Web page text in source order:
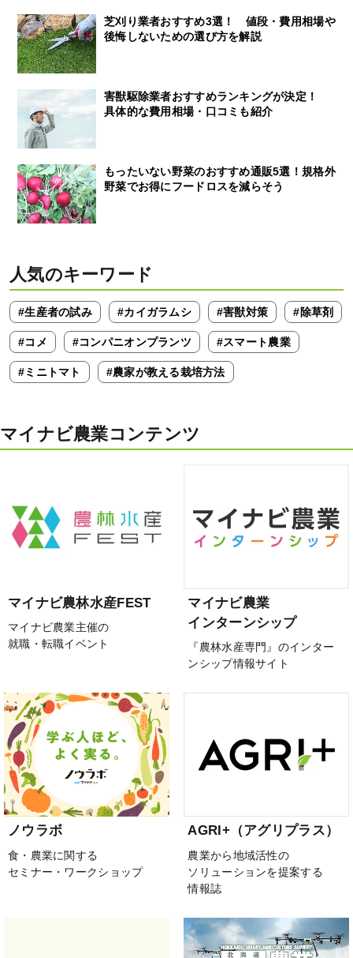
芝刈り業者おすすめ3選！ 値段・費用相場や
後悔しないための選び方を解説
害獣駆除業者おすすめランキングが決定！
具体的な費用相場・口コミも紹介
もったいない野菜のおすすめ通販5選！規格外
野菜でお得にフードロスを減らそう
人気のキーワード
#生産者の試み #カイガラムシ #害獣対策 #除草剤
#コメ #コンパニオンプランツ #スマート農業
#ミニトマト #農家が教える栽培方法
マイナビ農業コンテンツ
マイナビ農林水産FEST
マイナビ農業主催の
就職・転職イベント
マイナビ農業
インターンシップ
『農林水産専門』のインター
ンシップ情報サイト
ノウラボ
食・農業に関する
セミナー・ワークショップ
AGRI+（アグリプラス）
農業から地域活性の
ソリューションを提案する
情報誌